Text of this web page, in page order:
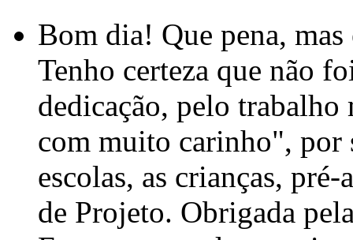
Bom dia! Que pena,
Tenho certeza que não
dedicação, pelo
com muito carinho", por
escolas, as crianças, pré-
de Projeto. Obrigada